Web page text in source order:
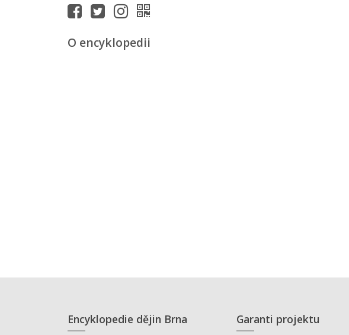
O encyklopedii
Encyklopedie dějin Brna Garanti projektu